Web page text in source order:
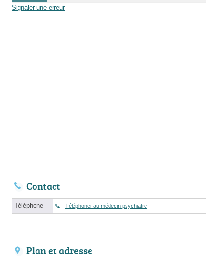
Signaler une erreur
Contact
Téléphone Téléphoner au médecin psychiatre
Plan et adresse